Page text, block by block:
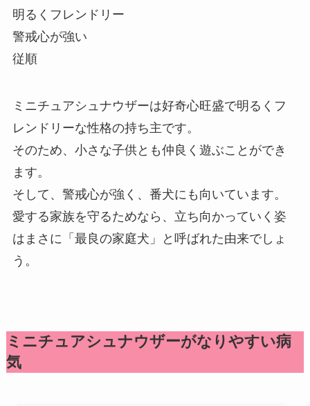
明るくフレンドリー
警戒心が強い
従順
ミニチュアシュナウザーは好奇心旺盛で明るくフ
レンドリーな性格の持ち主です。
そのため、小さな子供とも仲良く遊ぶことができ
ます。
そして、警戒心が強く、番犬にも向いています。
愛する家族を守るためなら、立ち向かっていく姿
はまさに「最良の家庭犬」と呼ばれた由来でしょ
う。
ミニチュアシュナウザーがなりやすい病
気